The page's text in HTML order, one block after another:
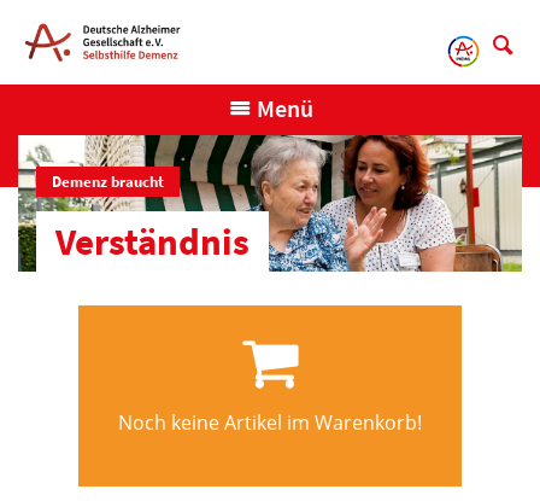
Menü
Demenz braucht
Verständnis
Noch keine Artikel im Warenkorb!